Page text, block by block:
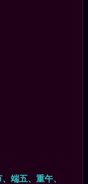
端五、重午、